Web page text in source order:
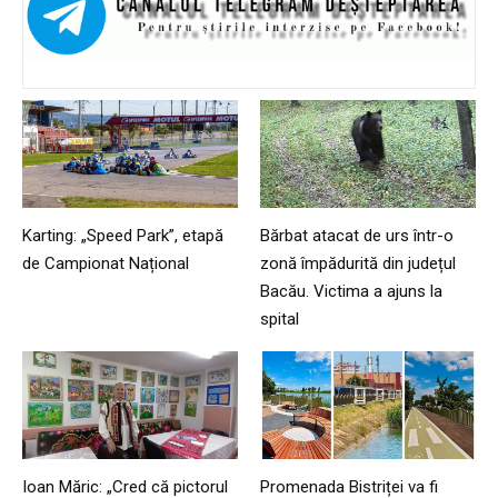
Karting: „Speed Park”, etapă
de Campionat Național
Bărbat atacat de urs într-o
zonă împădurită din județul
Bacău. Victima a ajuns la
spital
Ioan Măric: „Cred că pictorul
Promenada Bistriței va fi